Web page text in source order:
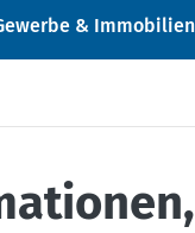
& Immobilien